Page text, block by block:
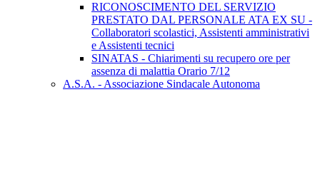
RICONOSCIMENTO DEL SERVIZIO
PRESTATO DAL PERSONALE ATA EX SU -
Collaboratori scolastici, Assistenti amministrativi
e Assistenti tecnici
SINATAS - Chiarimenti su recupero ore per
assenza di malattia Orario 7/12
A.S.A. - Associazione Sindacale Autonoma